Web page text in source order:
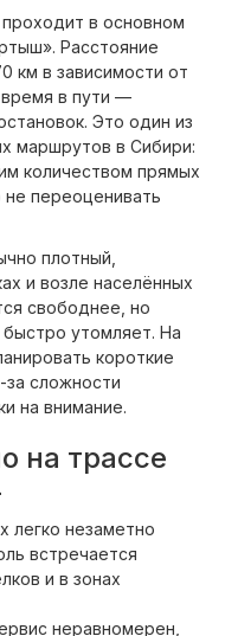
в основном
Расстояние
км в зависимости от
время в пути —
Это один из
маршрутов в Сибири:
количеством прямых
переоценивать
плотный,
и возле населённых
свободнее, но
утомляет. На
короткие
за сложности
на внимание.
на трассе
легко незаметно
встречается
и в зонах
неравномерен,